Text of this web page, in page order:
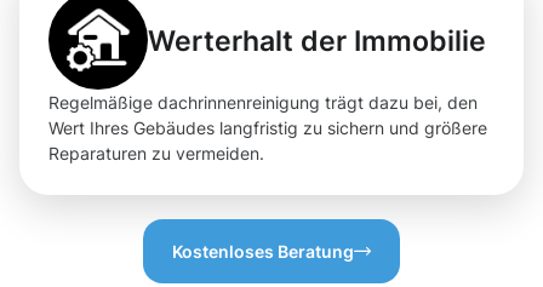
Werterhalt der Immobilie
Regelmäßige dachrinnenreinigung trägt dazu bei, den
Wert Ihres Gebäudes langfristig zu sichern und größere
Reparaturen zu vermeiden.
Kostenloses Beratung